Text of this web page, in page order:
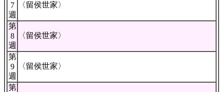
7
週
〈留侯世家〉
第
8
週
〈留侯世家〉
第
9
週
〈留侯世家〉
第